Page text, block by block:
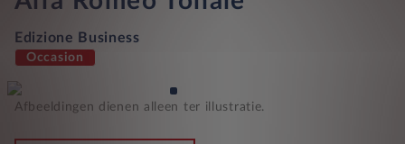
Edizione Business
Occasion
Afbeeldingen dienen alleen ter illustratie.